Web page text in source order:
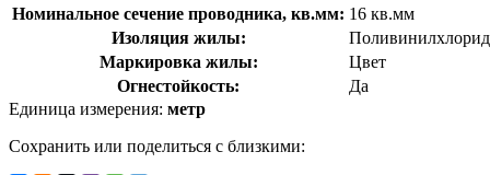
Номинальное сечение проводника, кв.мм: 16 кв.мм
Изоляция жилы:
Маркировка жилы:
Цвет
Огнестойкость:
Да
Единица измерения: метр
Сохранить или поделиться с близкими: